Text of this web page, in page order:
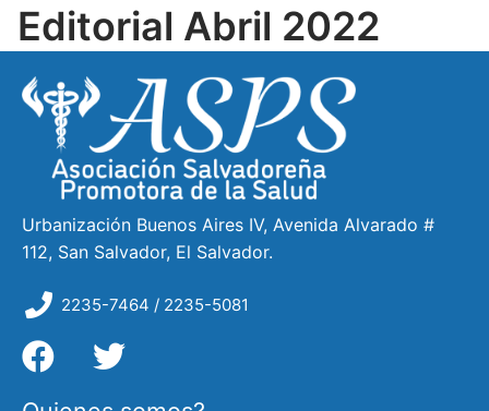
Editorial Abril 2022
Urbanización Buenos Aires IV, Avenida Alvarado #
112, San Salvador, El Salvador.
2235-7464 / 2235-5081